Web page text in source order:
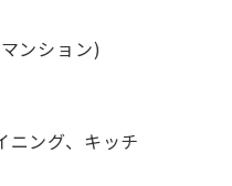
ンション)
ニング、キッチ